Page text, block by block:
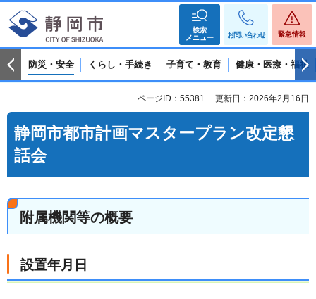
検索
メニュー
お問い合わせ 緊急情報
防災・安全 くらし・手続き 子育て・教育 健康・医療・福祉
ページID：55381 更新日：2026年2月16日
静岡市都市計画マスタープラン改定懇
話会
附属機関等の概要
設置年月日